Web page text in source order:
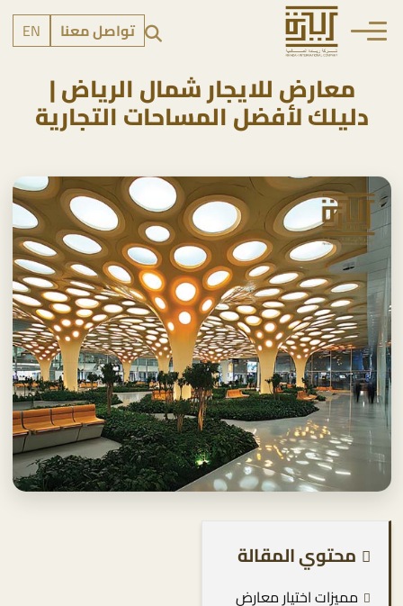
تواصل معنا EN
معارض للايجار شمال الرياض |
دليلك لأفضل المساحات التجارية
محتوي المقالة
مميزات اختيار معارض